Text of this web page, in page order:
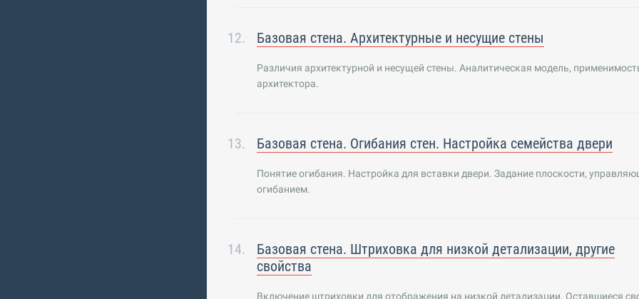
Базовая стена. Архитектурные и несущие стены
Различия архитектурной и несущей стены. Аналитическая модель,
архитектора.
Базовая стена. Огибания стен. Настройка семейства двери
Понятие огибания. Настройка для вставки двери. Задание плоскости,
огибанием.
Базовая стена. Штриховка для низкой детализации, другие
свойства
Включение штриховки для отображения на низкой детализации. Оставшиеся